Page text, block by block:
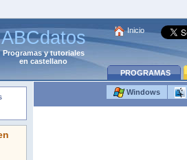
ABCdatos
Programasytutoriales
en castellano
Inicio
PROGRAMAS
Windows